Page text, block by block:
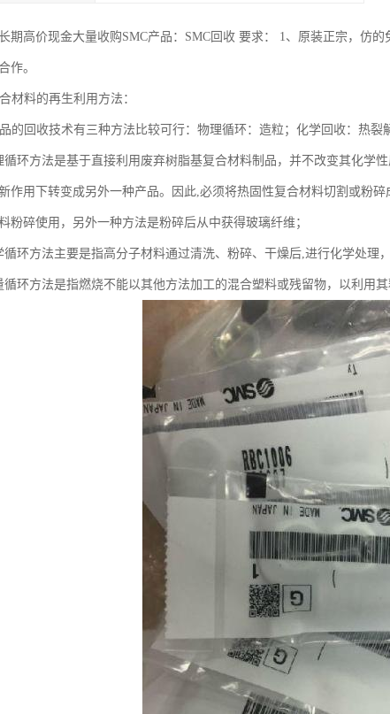
期高价现金大量收购SMC产品：SMC回收 要求： 1、原装正宗，仿
作。
材料的再生利用方法：
的回收技术有三种方法比较可行：物理循环：造粒；化学回收：热裂
循环方法是基于直接利用废弃树脂基复合材料制品，并不改变其化学
作用下转变成另外一种产品。因此,必须将热固性复合材料切割或粉
粉碎使用，另外一种方法是粉碎后从中获得玻璃纤维；
循环方法主要是指高分子材料通过清洗、粉碎、干燥后,进行化学处理
循环方法是指燃烧不能以其他方法加工的混合塑料或残留物，以利用